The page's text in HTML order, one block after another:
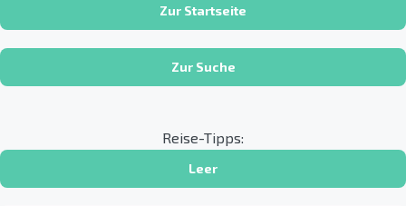
Zur Startseite
Zur Suche
Reise-Tipps:
Leer